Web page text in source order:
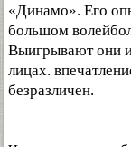
«Динамо». Его
большом
Выигрывают они
лицах.
безразличен.